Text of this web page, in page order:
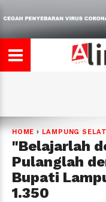
HOME › LAMPUNG
"Belajarlah
Pulanglah
Bupati
1.350